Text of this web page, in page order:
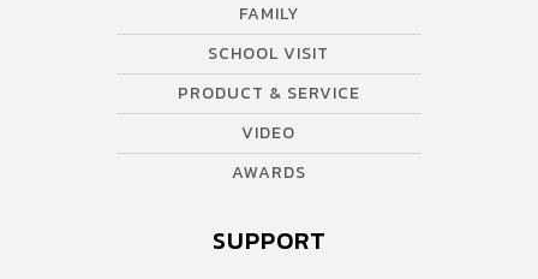
FAMILY
SCHOOL VISIT
PRODUCT & SERVICE
VIDEO
AWARDS
SUPPORT